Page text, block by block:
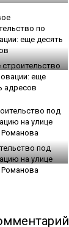
еще
адресов
под
на улице